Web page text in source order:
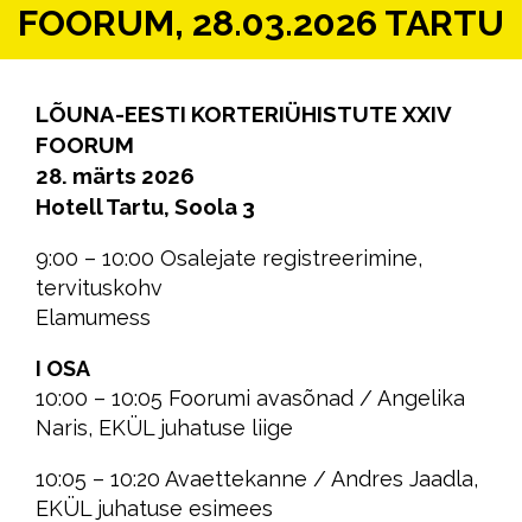
FOORUM, 28.03.2026 TARTU
LÕUNA-EESTI KORTERIÜHISTUTE XXIV
FOORUM
28. märts 2026
Hotell Tartu, Soola 3
9:00 – 10:00 Osalejate registreerimine,
tervituskohv
Elamumess
I OSA
10:00 – 10:05 Foorumi avasõnad / Angelika
Naris, EKÜL juhatuse liige
10:05 – 10:20 Avaettekanne / Andres Jaadla,
EKÜL juhatuse esimees